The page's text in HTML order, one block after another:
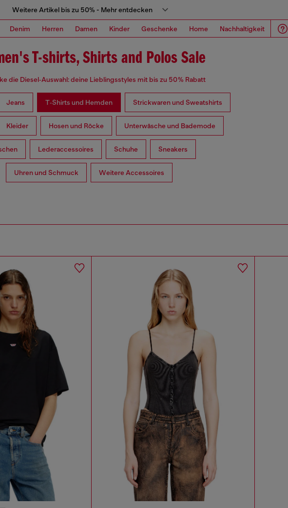
Weitere Artikel bis zu 50% - Mehr entdecken
Denim Herren Damen Kinder Geschenke Home Nachhaltigkeit
T-shirts, Shirts and Polos Sale
die Diesel‑Auswahl: deine Lieblingsstyles mit bis zu 50 % Rabatt
Jeans T‑Shirts und Hemden Strickwaren und Sweatshirts
Kleider Hosen und Röcke Unterwäsche und Bademode
Lederaccessoires Schuhe Sneakers
Uhren und Schmuck Weitere Accessoires